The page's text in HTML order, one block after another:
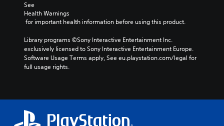
See
Health Warnings
for important health information before using this product.
Library programs ©Sony Interactive Entertainment Inc.
exclusively licensed to Sony Interactive Entertainment Europe.
Software Usage Terms apply, See eu.playstation.com/legal for
full usage rights.